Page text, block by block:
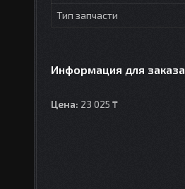
Тип запчасти
Информация для заказа
Цена: 23 025 ₸